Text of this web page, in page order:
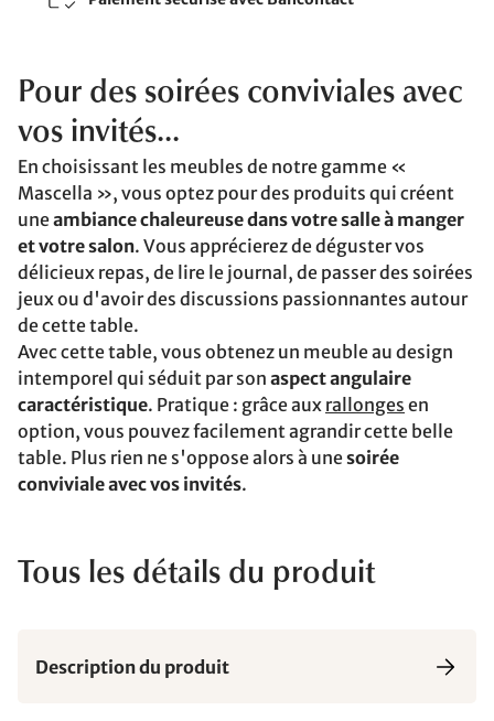
Pour des soirées conviviales avec
vos invités...
En choisissant les meubles de notre gamme «
Mascella », vous optez pour des produits qui créent
uneambiance chaleureuse dans votre salle à manger
et votre salon. Vous apprécierez de déguster vos
délicieux repas, de lire le journal, de passer des soirées
jeux ou d'avoir des discussions passionnantes autour
de cette table.
Avec cette table, vous obtenez un meuble au design
intemporel qui séduit par son aspect angulaire
caractéristique. Pratique : grâce aux rallonges en
option, vous pouvez facilement agrandir cette belle
table. Plus rien ne s'oppose alors à unesoirée
conviviale avec vos invités.
Tous les détails du produit
Description du produit